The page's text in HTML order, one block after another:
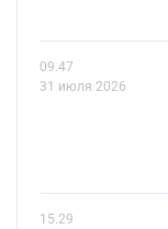
09.47
31 июля 2026
15.29